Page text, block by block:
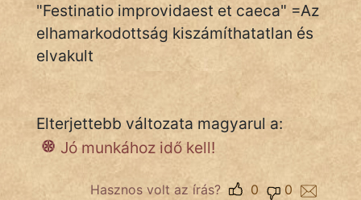
ZENE
FILM
MAGYARSÁG
"Festinatio improvidaest et caeca" =Az
elhamarkodottság kiszámíthatatlan és
elvakult
Elterjettebb változata magyarul a:
Jó munkához idő kell!
Hasznos volt az írás? 0
0